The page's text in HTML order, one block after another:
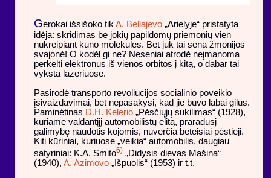
Gerokai išsišoko tik A. Beliajevo„Arielyje“ pristatyta
idėja: skridimas be jokių papildomų priemonių vien
nukreipiant kūno molekules. Bet juk tai sena žmonijos
svajonė! O kodėl gi ne? Neseniai atrodė neįmanoma
perkelti elektronus iš vienos orbitos į kitą, o dabar tai
vyksta lazeriuose.
Pasirodė transporto revoliucijos socialinio poveikio
įsivaizdavimai, bet nepasakysi, kad jie buvo labai gilūs.
Paminėtinas D.H. Kelerio„Pėsčiųjų sukilimas“ (1928),
kuriame valdantįjį automobilistų elitą, praradusį
galimybę naudotis kojomis, nuverčia beteisiai pėstieji.
Kiti kūriniai, kuriuose „veikia“ automobilis, daugiau
satyriniai: K.A. Smito6)„Didysis dievas Mašina“
(1940), A. Azimovo„Išpuolis“ (1953) ir t.t.